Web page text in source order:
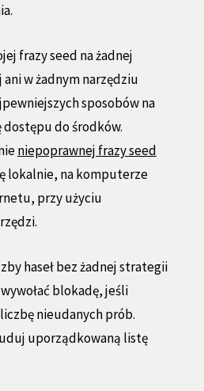
frazy seed na żadnej
w żadnym narzędziu
sposobów na
do środków.
niepoprawnej frazy seed
lokalnie, na komputerze
przy użyciu
haseł bez żadnej strategii
blokadę, jeśli
nieudanych prób.
uporządkowaną listę